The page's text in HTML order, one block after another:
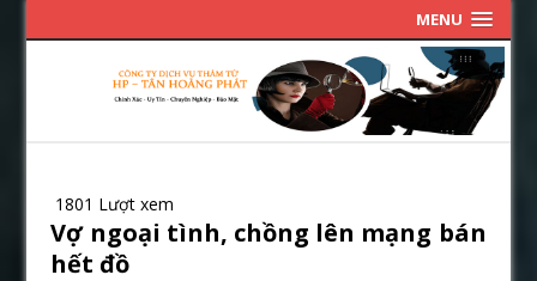
MENU
1801 Lượt xem
Vợ ngoại tình, chồng lên mạng bán
hết đồ